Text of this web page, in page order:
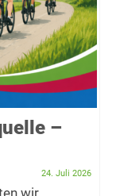
–
24. Juli 2026
wir